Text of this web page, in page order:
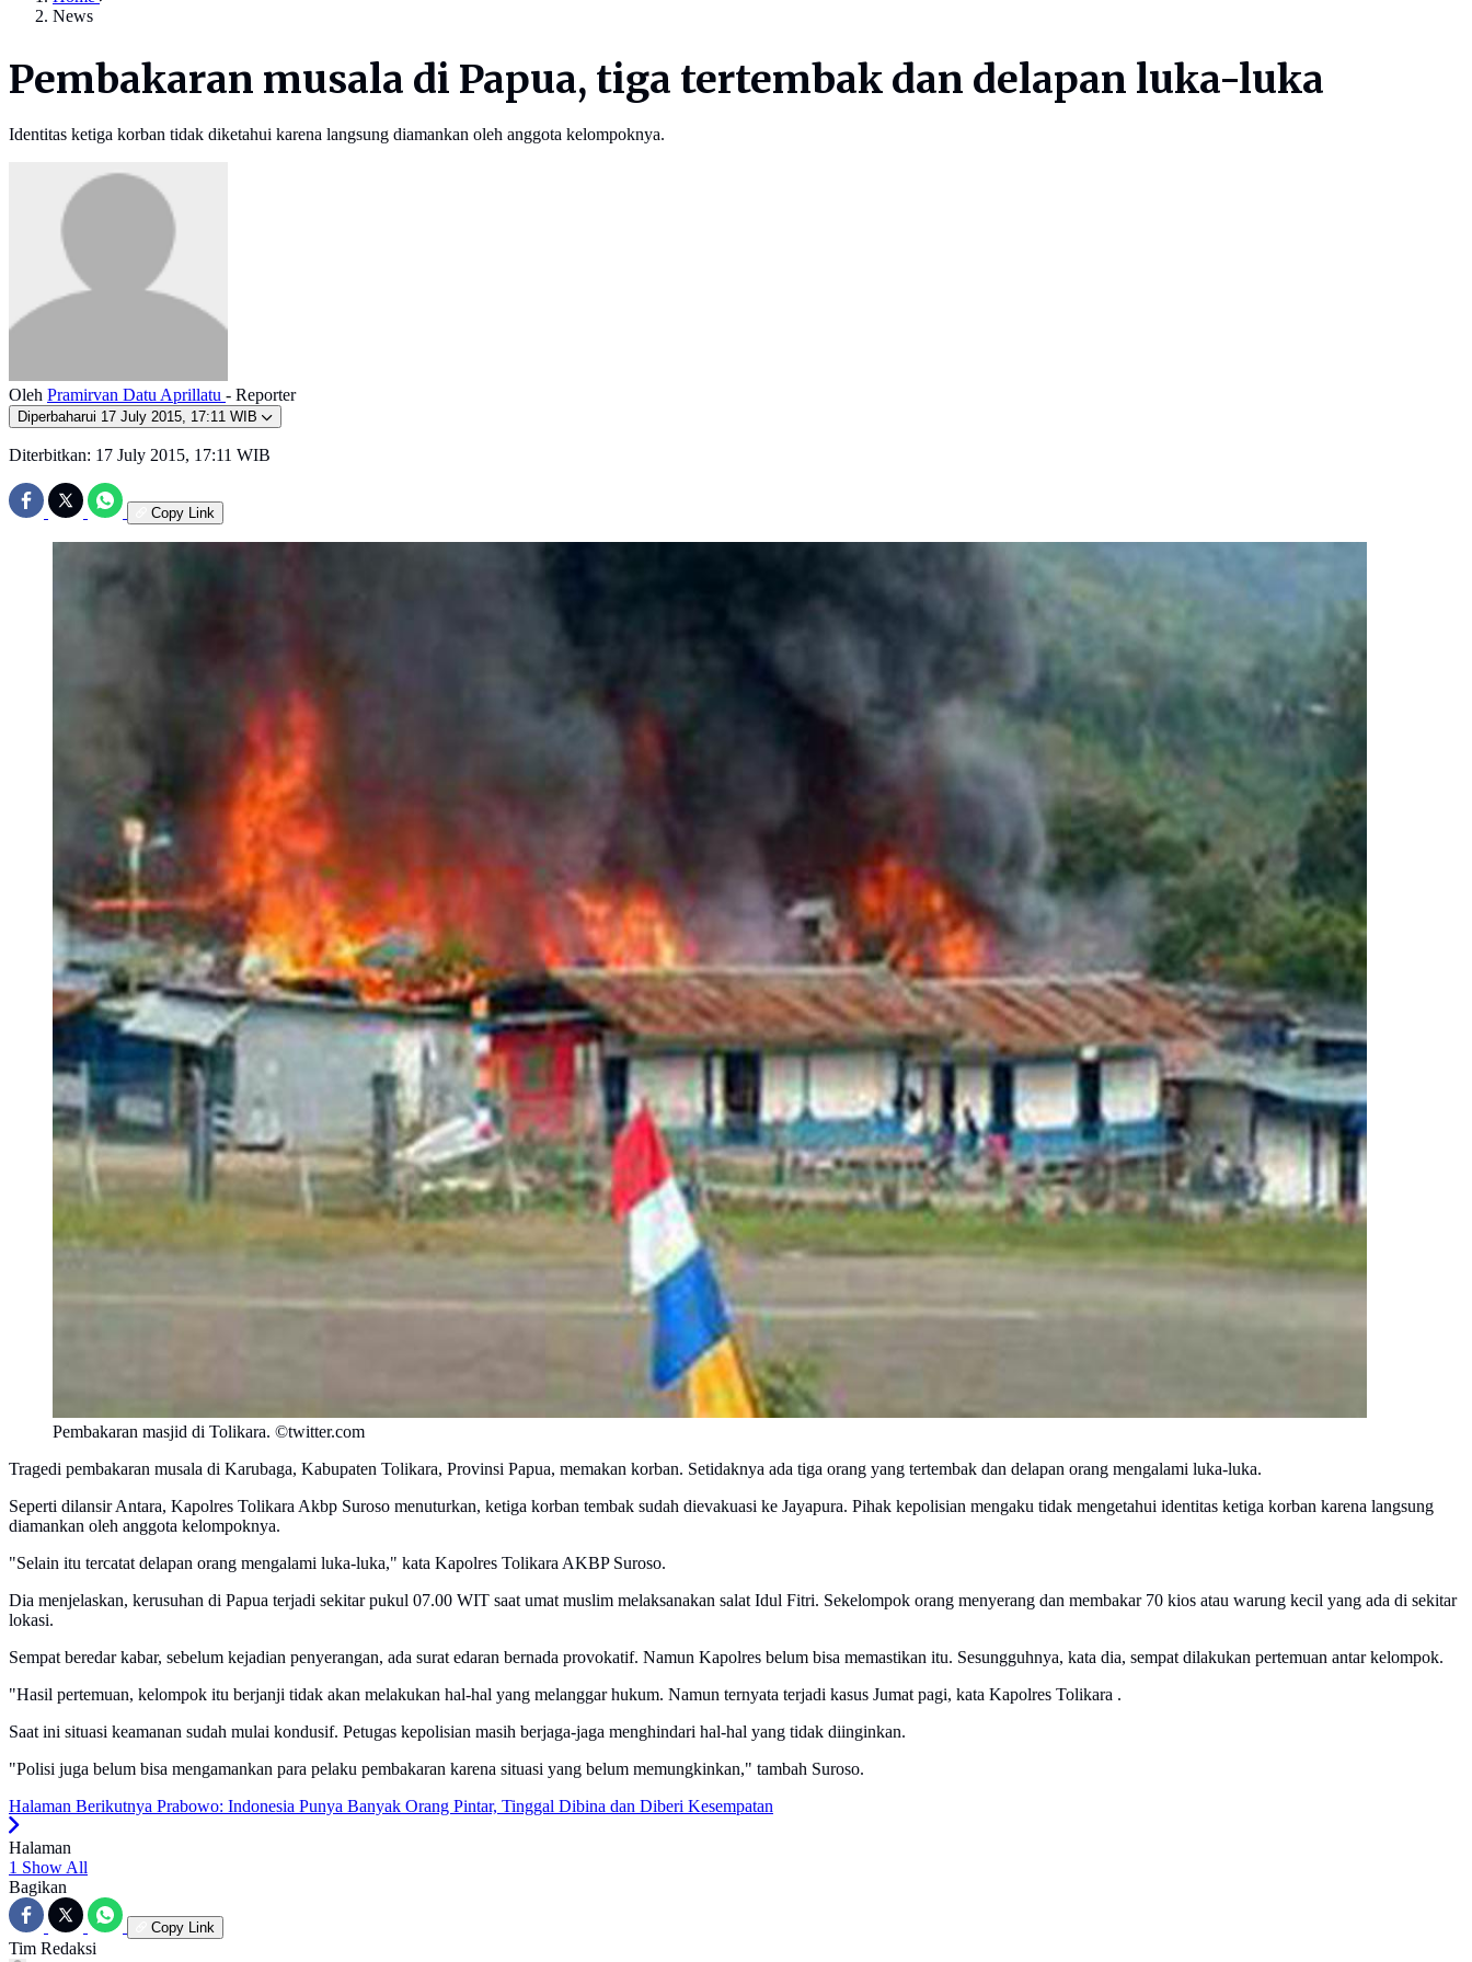
News
Pembakaran musala di Papua, tiga tertembak dan delapan luka-luka
Identitas ketiga korban tidak diketahui karena langsung diamankan oleh anggota kelompoknya.
Oleh Pramirvan Datu Aprillatu - Reporter
Diperbaharui 17 July 2015, 17:11 WIB
Diterbitkan: 17 July 2015, 17:11 WIB
Copy Link
Pembakaran masjid di Tolikara. ©twitter.com
Tragedi pembakaran musala di Karubaga, Kabupaten Tolikara, Provinsi Papua, memakan korban. Setidaknya ada tiga orang yang tertembak dan delapan orang mengalami luka-luka.
Seperti dilansir Antara, Kapolres Tolikara Akbp Suroso menuturkan, ketiga korban tembak sudah dievakuasi ke Jayapura. Pihak kepolisian mengaku tidak mengetahui identitas ketiga korban karena langsung
diamankan oleh anggota kelompoknya.
"Selain itu tercatat delapan orang mengalami luka-luka," kata Kapolres Tolikara AKBP Suroso.
Dia menjelaskan, kerusuhan di Papua terjadi sekitar pukul 07.00 WIT saat umat muslim melaksanakan salat Idul Fitri. Sekelompok orang menyerang dan membakar 70 kios atau warung kecil yang ada di sekitar
lokasi.
Sempat beredar kabar, sebelum kejadian penyerangan, ada surat edaran bernada provokatif. Namun Kapolres belum bisa memastikan itu. Sesungguhnya, kata dia, sempat dilakukan pertemuan antar kelompok.
"Hasil pertemuan, kelompok itu berjanji tidak akan melakukan hal-hal yang melanggar hukum. Namun ternyata terjadi kasus Jumat pagi, kata Kapolres Tolikara .
Saat ini situasi keamanan sudah mulai kondusif. Petugas kepolisian masih berjaga-jaga menghindari hal-hal yang tidak diinginkan.
"Polisi juga belum bisa mengamankan para pelaku pembakaran karena situasi yang belum memungkinkan," tambah Suroso.
Halaman Berikutnya Prabowo: Indonesia Punya Banyak Orang Pintar, Tinggal Dibina dan Diberi Kesempatan
Halaman
1 Show All
Bagikan
Copy Link
Tim Redaksi